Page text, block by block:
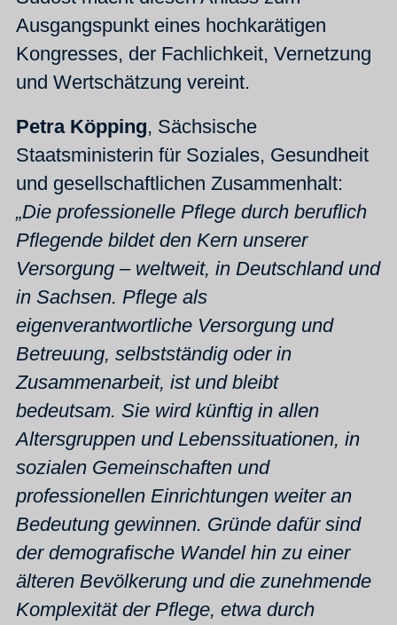
Ausgangspunkt eines hochkarätigen
Kongresses, der Fachlichkeit, Vernetzung
und Wertschätzung vereint.
Petra Köpping, Sächsische
Staatsministerin für Soziales, Gesundheit
und gesellschaftlichen Zusammenhalt:
„Die professionelle Pflege durch beruflich
Pflegende bildet den Kern unserer
Versorgung – weltweit, in Deutschland und
in Sachsen. Pflege als
eigenverantwortliche Versorgung und
Betreuung, selbstständig oder in
Zusammenarbeit, ist und bleibt
bedeutsam. Sie wird künftig in allen
Altersgruppen und Lebenssituationen, in
sozialen Gemeinschaften und
professionellen Einrichtungen weiter an
Bedeutung gewinnen. Gründe dafür sind
der demografische Wandel hin zu einer
älteren Bevölkerung und die zunehmende
Komplexität der Pflege, etwa durch